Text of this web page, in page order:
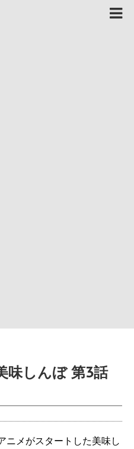
しんぼ 第3話
ニメがスタートした美味し